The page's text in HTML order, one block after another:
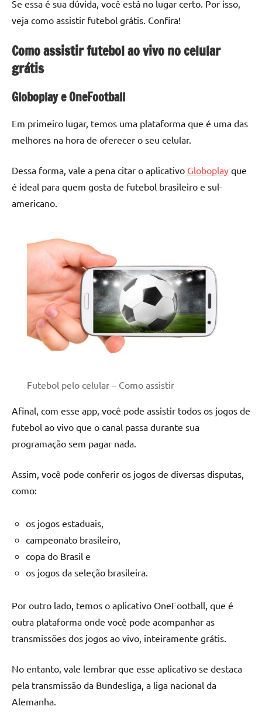
Se essa é sua dúvida, você está no lugar certo. Por isso,
veja como assistir futebol grátis. Confira!
Como assistir futebol ao vivo no celular
grátis
Globoplay e OneFootball
Em primeiro lugar, temos uma plataforma que é uma das
melhores na hora de oferecer o seu celular.
Dessa forma, vale a pena citar o aplicativo Globoplay que
é ideal para quem gosta de futebol brasileiro e sul-
americano.
Futebol pelo celular – Como assistir
Afinal, com esse app, você pode assistir todos os jogos de
futebol ao vivo que o canal passa durante sua
programação sem pagar nada.
Assim, você pode conferir os jogos de diversas disputas,
como:
os jogos estaduais,
campeonato brasileiro,
copa do Brasil e
os jogos da seleção brasileira.
Por outro lado, temos o aplicativo OneFootball, que é
outra plataforma onde você pode acompanhar as
transmissões dos jogos ao vivo, inteiramente grátis.
No entanto, vale lembrar que esse aplicativo se destaca
pela transmissão da Bundesliga, a liga nacional da
Alemanha.